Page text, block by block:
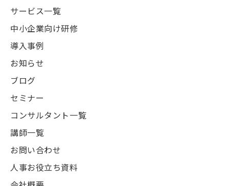
サービス一覧
中小企業向け研修
導入事例
お知らせ
ブログ
セミナー
コンサルタント一覧
講師一覧
お問い合わせ
人事お役立ち資料